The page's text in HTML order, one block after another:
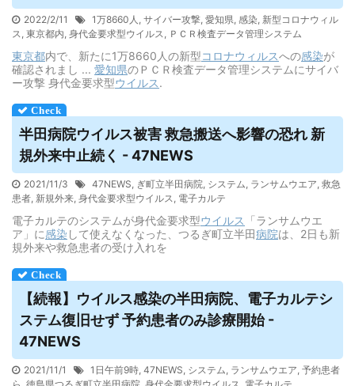
2022/2/11 1万8660人 , サイバー攻撃, 愛知県, 感染, 新型コロナウィル
ス, 東京都内, 身代金要求型ウイルス, ＰＣＲ検査データ管理システム
東京都内で、新たに1万8660人の新型コロナウィルスへの感染が
確認されまし ... 愛知県のＰＣＲ検査データ管理システムにサイバ
ー攻撃 身代金要求型ウイルス.
半田病院ウイルス被害 救急搬送へ影響の恐れ 新
規外来中止続く - 47NEWS
2021/11/3 47NEWS, ぎ町立半田病院, システム, ランサムウエア, 救急
患者, 新規外来, 身代金要求型ウイルス, 電子カルテ
電子カルテのシステムが身代金要求型ウイルス 「ランサムウエ
ア」に感染 して使えなくなった、つるぎ町立半田病院は、2日も新
規外来や救急患者の受け入れを
【続報】 ウイルス感染の半田病院、電子カルテシ
ステム復旧せず 予約患者のみ診療開始 -
47NEWS
2021/11/1 1日午前9時, 47NEWS, システム, ランサムウエア, 予約患者